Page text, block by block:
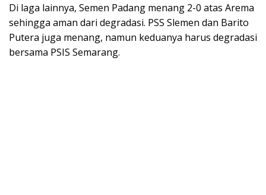
Di laga lainnya, Semen Padang menang 2-0 atas Arema
sehingga aman dari degradasi. PSS Slemen dan Barito
Putera juga menang, namun keduanya harus degradasi
bersama PSIS Semarang.